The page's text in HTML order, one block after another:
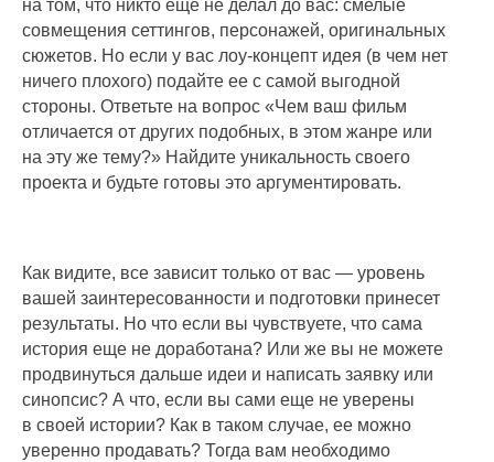
на том, что никто еще не делал до вас: смелые
совмещения сеттингов, персонажей, оригинальных
сюжетов. Но если у вас лоу-концепт идея (в чем нет
ничего плохого) подайте ее с самой выгодной
стороны. Ответьте на вопрос «Чем ваш фильм
отличается от других подобных, в этом жанре или
на эту же тему?» Найдите уникальность своего
проекта и будьте готовы это аргументировать.
Как видите, все зависит только от вас — уровень
вашей заинтересованности и подготовки принесет
результаты. Но что если вы чувствуете, что сама
история еще не доработана? Или же вы не можете
продвинуться дальше идеи и написать заявку или
синопсис? А что, если вы сами еще не уверены
в своей истории? Как в таком случае, ее можно
уверенно продавать? Тогда вам необходимо